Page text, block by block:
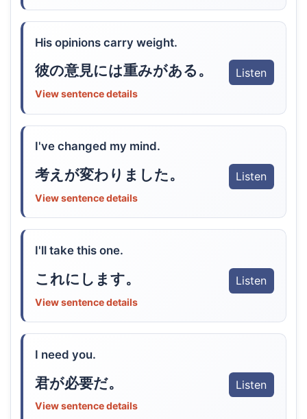
His opinions carry weight.
彼の意見には重みがある。 Listen
View sentence details
I've changed my mind.
考えが変わりました。 Listen
View sentence details
I'll take this one.
これにします。 Listen
View sentence details
I need you.
君が必要だ。 Listen
View sentence details